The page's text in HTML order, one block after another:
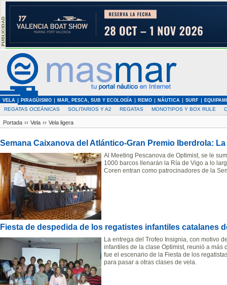
VELA PIRAGÜISMO MAR, PESCA, SUB Y ECOLOGÍA REMO NÁUTICA SURF
REGATAS OCEÁNICAS SOLITARIOS Y A2 REGATAS MONOTIPOS Y BOX RULE
Portada ›› Vela ›› Vela ligera
Semana Caixanova del Atlántico-Gran Premio Iberdrola:
Al Meeting Pescanova de Optimist, se le
1000 barcos llenarán la Ría de Vigo a lo
Coren entran como patrocinadores de la
Fiesta de despedida de los regatistes infantiles catalanes
La entrega del Trofeo Insignia, con motivo
infantiles de la clase Optimist, reunió a
fue el escenario de la Fiesta de los
para pasar a otras clases de vela.